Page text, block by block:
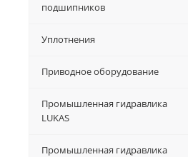
подшипников
Уплотнения
Приводное оборудование
Промышленная гидравлика
LUKAS
Промышленная гидравлика